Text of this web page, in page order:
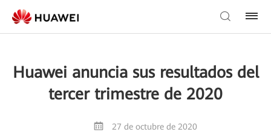
Huawei anuncia sus resultados del
tercer trimestre de 2020
27 de octubre de 2020